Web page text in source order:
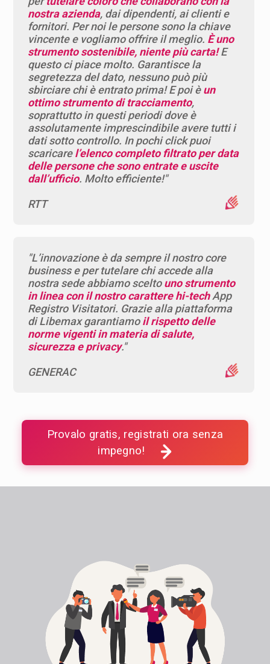
nostra azienda, dai dipendenti, ai clienti e
fornitori. Per noi le persone sono la chiave
vincente e vogliamo offrire il meglio. È uno
strumento sostenibile, niente più carta!E
questo ci piace molto. Garantisce la
segretezza del dato, nessuno può più
sbirciare chi è entrato prima! E poi èun
ottimo strumento di tracciamento,
soprattutto in questi periodi dove è
assolutamente imprescindibile avere tutti i
dati sotto controllo. In pochi click puoi
scaricarel’elenco completo filtrato per data
delle persone che sono entrate e uscite
dall’ufficio. Molto efficiente!"
RTT
"L’innovazione è da sempre il nostro core
business e per tutelare chi accede alla
nostra sede abbiamo sceltouno strumento
in linea con il nostro carattere hi-techApp
Registro Visitatori. Grazie alla piattaforma
di Libemax garantiamoil rispetto delle
norme vigenti in materia di salute,
sicurezza e privacy."
GENERAC
Provalo gratis, registrati ora senza
impegno!